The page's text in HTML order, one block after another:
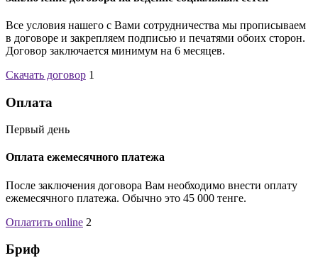
Все условия нашего с Вами сотрудничества мы прописываем
в договоре и закрепляем подписью и печатями обоих сторон.
Договор заключается минимум на 6 месяцев.
Скачать договор 1
Оплата
Первый день
Оплата ежемесячного платежа
После заключения договора Вам необходимо внести оплату
ежемесячного платежа. Обычно это 45 000 тенге.
Оплатить online 2
Бриф